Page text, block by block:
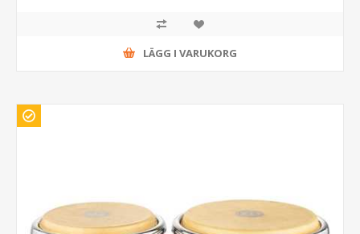
LÄGG I VARUKORG